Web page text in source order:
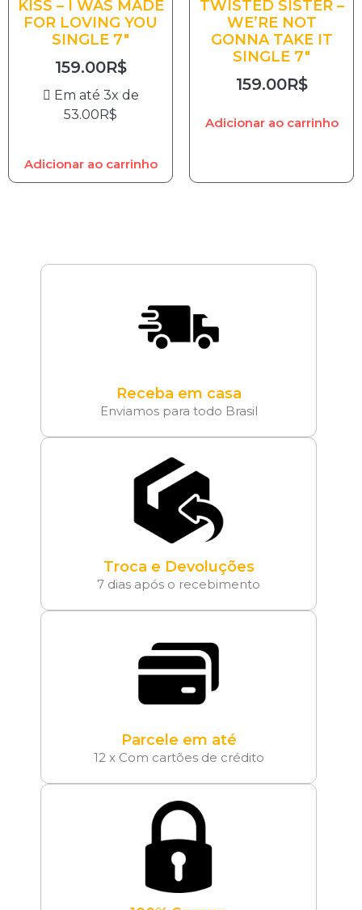
KISS – I WAS MADE
FOR LOVING YOU
SINGLE 7″
159.00R$
Em até 3x de
53.00R$
Adicionar ao carrinho
TWISTED SISTER –
WE’RE NOT
GONNA TAKE IT
SINGLE 7″
159.00R$
Adicionar ao carrinho
Receba em casa
Enviamos para todo Brasil
Troca e Devoluções
7 dias após o recebimento
Parcele em até
12 x Com cartões de crédito